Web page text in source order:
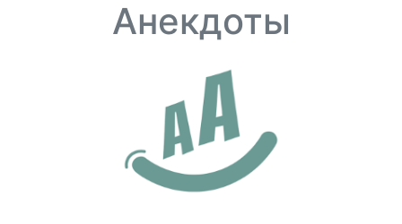
Анекдоты